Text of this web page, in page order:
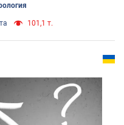
101,1 т.